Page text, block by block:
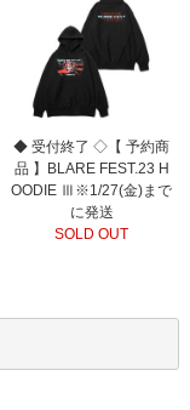
◆ 受付終了 ◇【 予約商
品 】BLARE FEST.23 H
OODIE Ⅲ※1/27(金)まで
に発送
SOLD OUT